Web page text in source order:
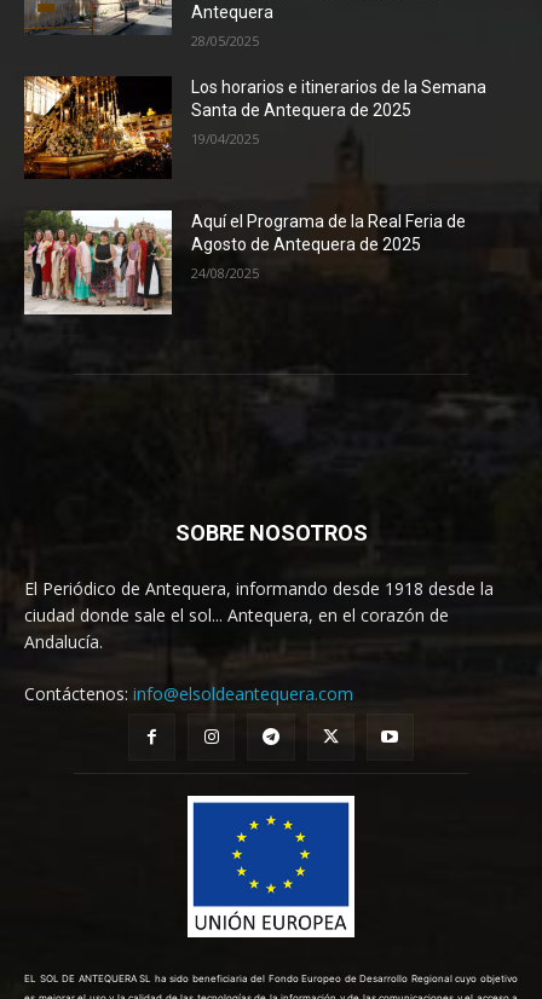
Antequera
28/05/2025
Los horarios e itinerarios de la Semana
Santa de Antequera de 2025
19/04/2025
Aquí el Programa de la Real Feria de
Agosto de Antequera de 2025
24/08/2025
SOBRE NOSOTROS
El Periódico de Antequera, informando desde 1918 desde la
ciudad donde sale el sol... Antequera, en el corazón de
Andalucía.
Contáctenos: info@elsoldeantequera.com
EL SOL DE ANTEQUERA SL ha sido beneficiaria del Fondo Europeo de Desarrollo Regional cuyo objetivo